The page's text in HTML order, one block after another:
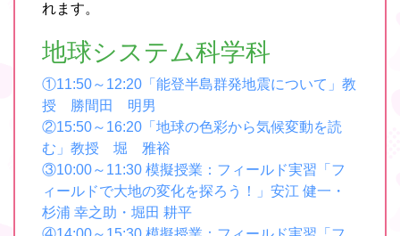
れます。
地球システム科学科
①11:50～12:20「能登半島群発地震について」教
授 勝間田 明男
②15:50～16:20「地球の色彩から気候変動を読
む」教授 堀 雅裕
③10:00～11:30 模擬授業：フィールド実習「フ
ィールドで大地の変化を探ろう！」安江 健一・
杉浦 幸之助・堀田 耕平